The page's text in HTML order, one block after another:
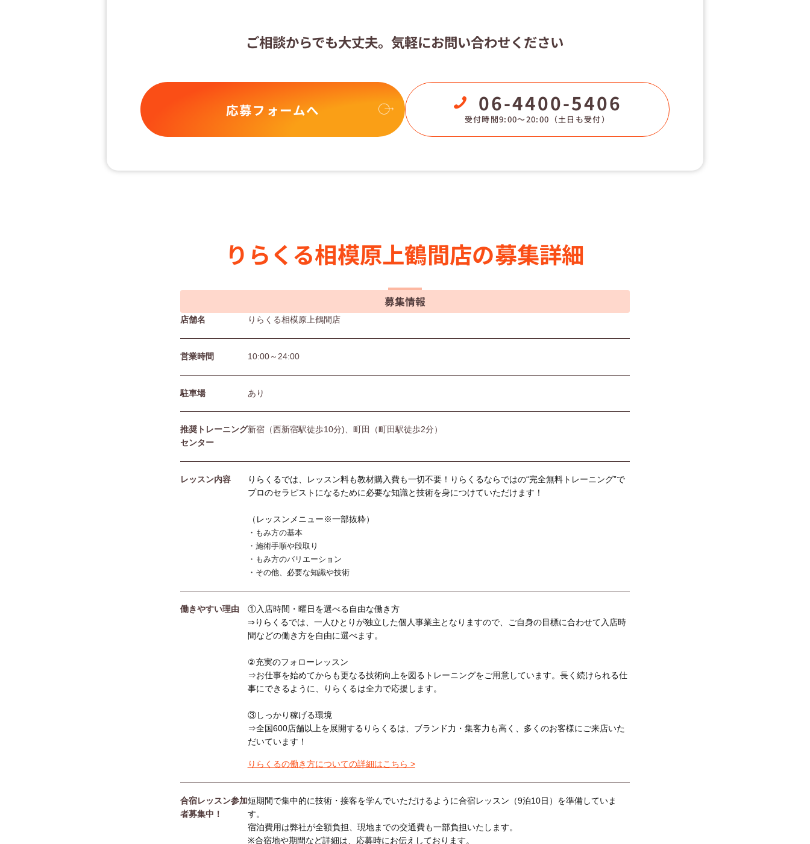
ご相談からでも大丈夫。気軽にお問い合わせください
応募フォームへ 06-4400-5406
受付時間9:00〜20:00 （土日も受付）
りらくる相模原上鶴間店の募集詳細
募集情報
店舗名 りらくる相模原上鶴間店
営業時間 10:00～24:00
駐⾞場 あり
推奨トレーニング
センター
新宿（西新宿駅徒歩10分)、町田（町田駅徒歩2分）
レッスン内容
りらくるでは、レッスン料も教材購入費も一切不要！りらくるならではの“完全無料トレーニング”で
プロのセラピストになるために必要な知識と技術を身につけていただけます！
（レッスンメニュー※一部抜粋）
・もみ方の基本
・施術手順や段取り
・もみ方のバリエーション
・その他、必要な知識や技術
働きやすい理由
①入店時間・曜日を選べる自由な働き方
⇒りらくるでは、一人ひとりが独立した個人事業主となりますので、ご自身の目標に合わせて入店時
間などの働き方を自由に選べます。
②充実のフォローレッスン
⇒お仕事を始めてからも更なる技術向上を図るトレーニングをご用意しています。長く続けられる仕
事にできるように、りらくるは全力で応援します。
③しっかり稼げる環境
⇒全国600店舗以上を展開するりらくるは、ブランド力・集客力も高く、多くのお客様にご来店いた
だいています！
りらくるの働き方についての詳細はこちら >
合宿レッスン参加
者募集中！
短期間で集中的に技術・接客を学んでいただけるように合宿レッスン（9泊10日）を準備していま
す。
宿泊費用は弊社が全額負担、現地までの交通費も一部負担いたします。
※合宿地や期間など詳細は、応募時にお伝えしております。